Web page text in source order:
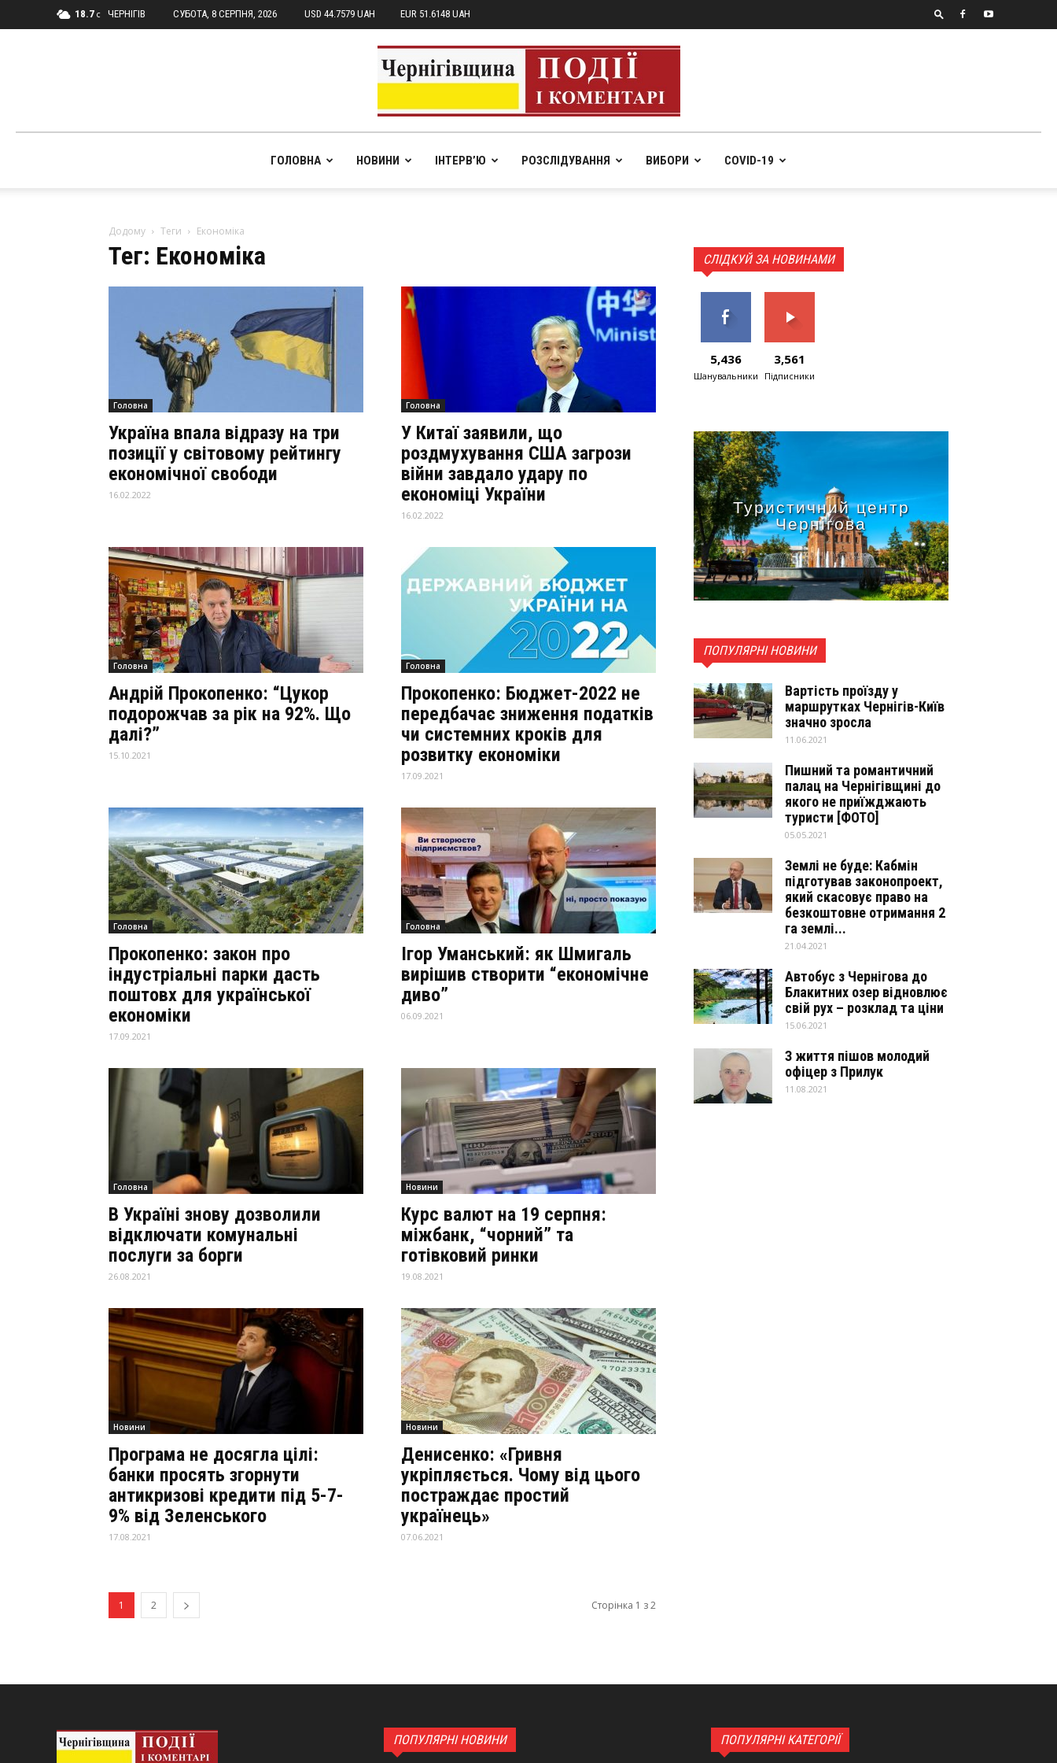
18.7 C ЧЕРНІГІВ СУБОТА, 8 СЕРПНЯ, 2026 USD 44.7579 UAH EUR 51.6148 UAH
pik.in.ua
ГОЛОВНА НОВИНИ ІНТЕРВ’Ю РОЗСЛІДУВАННЯ ВИБОРИ COVID-19
Додому Теги Економіка
Тег: Економіка
Головна
Україна впала відразу на три
позиції у світовому рейтингу
економічної свободи
16.02.2022
Головна
У Китаї заявили, що
роздмухування США загрози
війни завдало удару по
економіці України
16.02.2022
Головна
Андрій Прокопенко: “Цукор
подорожчав за рік на 92%. Що
далі?”
15.10.2021
Головна
Прокопенко: Бюджет-2022 не
передбачає зниження податків
чи системних кроків для
розвитку економіки
17.09.2021
Головна
Прокопенко: закон про
індустріальні парки дасть
поштовх для української
економіки
17.09.2021
Головна
Ігор Уманський: як Шмигаль
вирішив створити “економічне
диво”
06.09.2021
Головна
В Україні знову дозволили
відключати комунальні
послуги за борги
26.08.2021
Новини
Курс валют на 19 серпня:
міжбанк, “чорний” та
готівковий ринки
19.08.2021
Новини
Програма не досягла цілі:
банки просять згорнути
антикризові кредити під 5-7-
9% від Зеленського
17.08.2021
Новини
Денисенко: «Гривня
укріпляється. Чому від цього
постраждає простий
українець»
07.06.2021
1 2 Сторінка 1 з 2
СЛІДКУЙ ЗА НОВИНАМИ
5,436
Шанувальники
3,561
Підписники
Туристичний центр
Чернігова
ПОПУЛЯРНІ НОВИНИ
Вартість проїзду у
маршрутках Чернігів-Київ
значно зросла
11.06.2021
Пишний та романтичний
палац на Чернігівщині до
якого не приїжджають
туристи [ФОТО]
05.05.2021
Землі не буде: Кабмін
підготував законопроект,
який скасовує право на
безкоштовне отримання 2
га землі...
21.04.2021
Автобус з Чернігова до
Блакитних озер відновлює
свій рух – розклад та ціни
15.06.2021
З життя пішов молодий
офіцер з Прилук
11.08.2021
ПОПУЛЯРНІ НОВИНИ ПОПУЛЯРНІ КАТЕГОРІЇ